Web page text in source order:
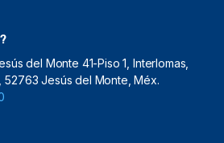
del Monte 41-Piso 1, Interlomas,
52763 Jesús del Monte, Méx.